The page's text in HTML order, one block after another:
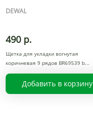
DEWAL
490 р.
Щетка для укладки вогнутая
коричневая 9 рядов BR69539 b
Добавить в корзину